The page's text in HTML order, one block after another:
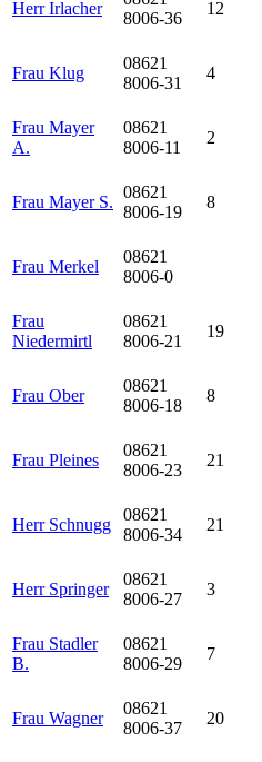
Herr Irlacher
8006-36
12
Frau Klug
08621
8006-31
4
Frau Mayer
A.
08621
8006-11
2
Frau Mayer S.
08621
8006-19
8
Frau Merkel
08621
8006-0
Frau
Niedermirtl
08621
8006-21
19
Frau Ober
08621
8006-18
8
Frau Pleines
08621
8006-23
21
Herr Schnugg
08621
8006-34
21
Herr Springer
08621
8006-27
3
Frau Stadler
B.
08621
8006-29
7
Frau Wagner
08621
8006-37
20